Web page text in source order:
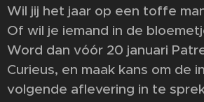
Wil jij het jaar op een toffe
Of wil je iemand in de
Word dan vóór 20 januari
Curieus, en maak kans om de
volgende aflevering in te